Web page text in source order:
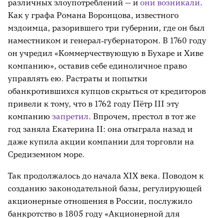
различных злоупотреблений — и они возникали.
Как у графа Романа Воронцова, известного
мздоимца, разорившего три губернии, где он был
наместником и генерал‑губернатором. В 1760 году
он учредил «Коммерчествующую в Бухаре и Хиве
компанию», оставив себе единоличное право
управлять ею. Растраты и попытки
обанкротившихся купцов скрыться от кредиторов
привели к тому, что в 1762 году Пётр III эту
компанию запретил. Впрочем, престол в тот же
год заняла Екатерина II: она отыграла назад и
даже купила акции компании для торговли на
Средиземном море.
Так продолжалось до начала XIX века. Поводом к
созданию законодательной базы, регулирующей
акционерные отношения в России, послужило
банкротство в 1805 году «Акционерной для